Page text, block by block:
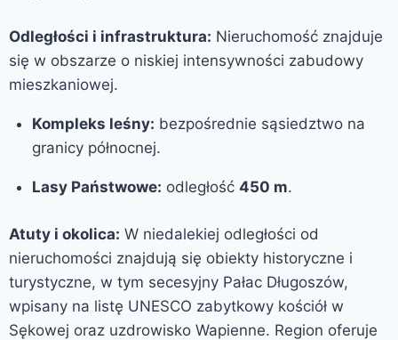
Odległości i infrastruktura: Nieruchomość znajduje
się w obszarze o niskiej intensywności zabudowy
mieszkaniowej.
Kompleks leśny: bezpośrednie sąsiedztwo na
granicy północnej.
Lasy Państwowe: odległość 450 m.
Atuty i okolica: W niedalekiej odległości od
nieruchomości znajdują się obiekty historyczne i
turystyczne, w tym secesyjny Pałac Długoszów,
wpisany na listę UNESCO zabytkowy kościół w
Sękowej oraz uzdrowisko Wapienne. Region oferuje